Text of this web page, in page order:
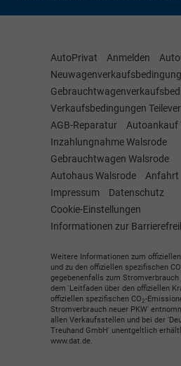
AutoPrivat Anmelden
Verkaufsbedingungen
AGB-Reparatur
Autoankauf
Inzahlungnahme Walsrode
Gebrauchtwagen Walsrode
Autohaus Walsrode
Anfahrt
Impressum
Datenschutz
Cookie-Einstellungen
Informationen zur
Weitere Informationen zum
und zu den offiziellen spezifischen CO
gegebenenfalls zum Stromverbrauch
dem 'Leitfaden über den offiziellen
offiziellen spezifischen CO2-
Stromverbrauch neuer PKW'
allen Verkaufsstellen und bei der
Treuhand GmbH' unentgeltlich
www.dat.de.